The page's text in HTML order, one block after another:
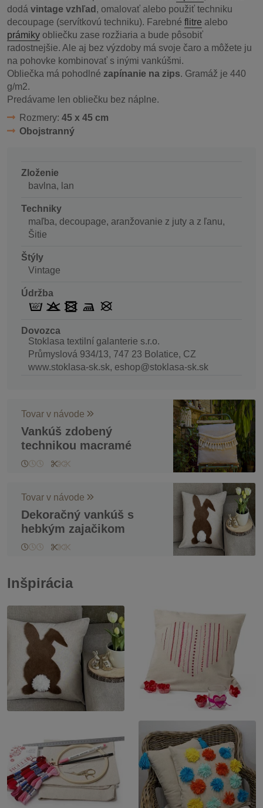
dodá vintage vzhľad , omalovať alebo použiť techniku
decoupage (servítkovú techniku). Farebné flitre alebo
prámiky obliečku zase rozžiaria a bude pôsobiť
radostnejšie. Ale aj bez výzdoby má svoje čaro a môžete ju
na pohovke kombinovať s inými vankúšmi.
Obliečka má pohodlné zapínanie na zips. Gramáž je 440
g/m2.
Predávame len obliečku bez náplne.
Rozmery: 45 x 45 cm
Obojstranný
Zloženie
bavlna, lan
Techniky
maľba, decoupage, aranžovanie z juty a z ľanu,
Šitie
Štýly
Vintage
Údržba
Dovozca
Stoklasa textilní galanterie s.r.o.
Průmyslová 934/13, 747 23 Bolatice, CZ
www.stoklasa-sk.sk, eshop@stoklasa-sk.sk
Tovar v návode
Vankúš zdobený
technikou macramé
Tovar v návode
Dekoračný vankúš s
hebkým zajačikom
Inšpirácia